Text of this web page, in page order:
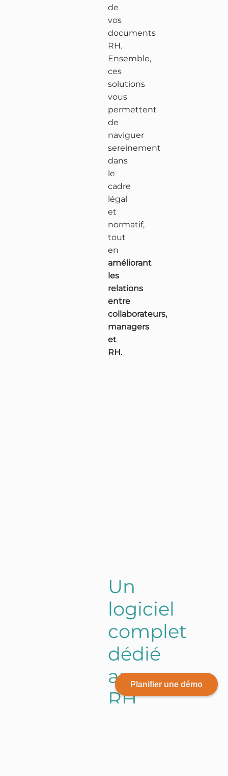
de
vos
documents
RH.
Ensemble,
ces
solutions
vous
permettent
de
naviguer
sereinement
dans
le
cadre
légal
et
normatif,
tout
en
améliorant
les
relations
entre
collaborateurs,
managers
et
RH.
Un
logiciel
complet
dédié
aux
RH
Planifier une démo